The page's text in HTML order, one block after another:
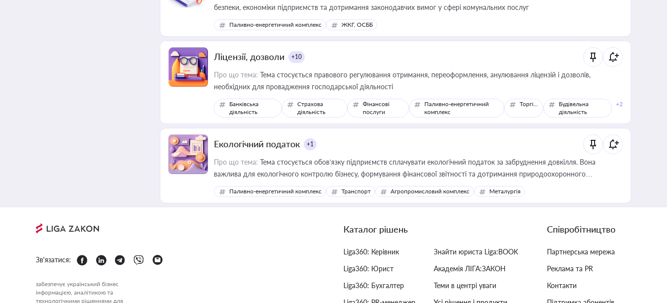
безпеки, економіки підприємств та дотримання законодавчих вимог у сфері комунальних послуг
Паливно-енергетичний комплекс ЖКГ, ОСББ
Ліцензії, дозволи +10
Про що тема: Тема стосується правового регулювання отримання, переоформлення, анулювання ліцензій і дозволів,
необхідних для провадження господарської діяльності
Банківська
діяльність
Страхова
діяльність
Фінансові
послуги
Паливно-енергетичний
комплекс
Торгівля
Будівельна
діяльність
+2
Екологічний податок +1
Про що тема: Тема стосується обов’язку підприємств сплачувати екологічний податок за забруднення довкілля. Вона
важлива для екологічного контролю бізнесу, формування фінансової звітності та дотримання природоохоронного
законодавства
Паливно-енергетичний комплекс Транспорт Агропромисловий комплекс Металургія
Зв'язатися:
забезпечує український бізнес
інформацією, аналітикою та
технологічними рішеннями для
Каталог рішень
Liga360: Керівник
Liga360: Юрист
Liga360: Бухгалтер
Знайти юриста Liga:BOOK
Академія ЛІГА:ЗАКОН
Теми в центрі уваги
Співробітництво
Партнерська мережа
Реклама та PR
Контакти